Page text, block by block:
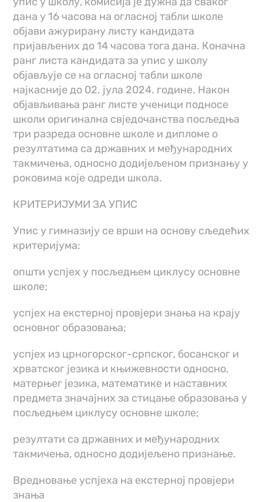
дана у 16 часова на огласној табли школе
објави ажурирану листу кандидата
пријављених до 14 часова тога дана. Коначна
ранг листа кандидата за упис у школу
објављује се на огласној табли школе
најкасније до 02. јула 2024. године. Након
објављивања ранг листе ученици подносе
школи оригинална свједочанства посљедња
три разреда основне школе и дипломе о
резултатима са државних и међународних
такмичења, односно додијељеном признању у
роковима које одреди школа.
КРИТЕРИЈУМИ ЗА УПИС
Упис у гимназију се врши на основу сљедећих
критеријума:
општи успјех у посљедњем циклусу основне
школе;
успјех на екстерној провјери знања на крају
основног образовања;
успјех из црногорског-српског, босанског и
хрватског језика и књижевности односно,
матерњег језика, математике и наставних
предмета значајних за стицање образовања у
посљедњем циклусу основне школе;
резултати са државних и међународних
такмичења, односно додијељено признање.
Вредновање успјеха на екстерној провјери
знања